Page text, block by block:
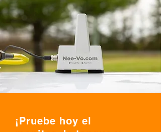
¡Pruebe hoy el